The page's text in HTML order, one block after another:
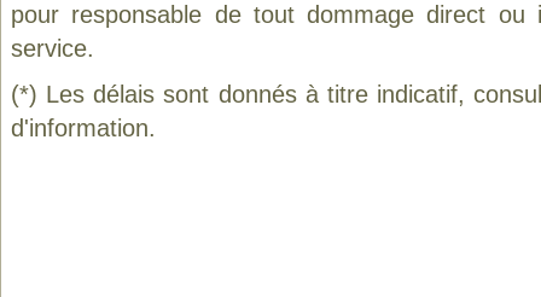
pour responsable de tout dommage direct
service.
(*) Les délais sont donnés à titre indicatif,
d'information.